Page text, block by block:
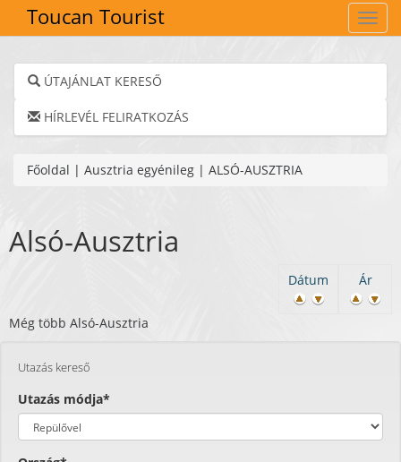
Toucan Tourist
ÚTAJÁNLAT KERESŐ
HÍRLEVÉL FELIRATKOZÁS
Főoldal | Ausztria egyénileg | ALSÓ-AUSZTRIA
Alsó-Ausztria
Ár
Dátum
Még több Alsó-Ausztria
Utazás kereső
Utazás módja*